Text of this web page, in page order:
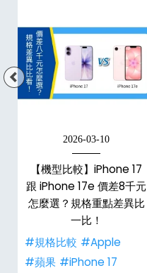
2026-03-10
【機型比較】iPhone 17
跟 iPhone 17e 價差8千元
怎麼選？規格重點差異比
一比！
#規格比較 #Apple
#蘋果 #iPhone 17